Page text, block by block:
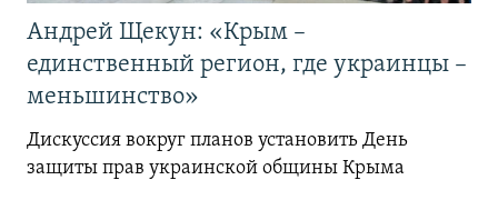
Андрей Щекун: «Крым –
единственный регион, где украинцы –
меньшинство»
Дискуссия вокруг планов установить День
защиты прав украинской общины Крыма